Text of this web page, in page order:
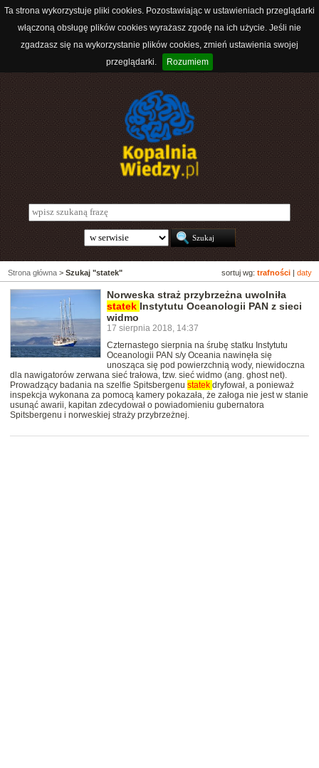
Ta strona wykorzystuje pliki cookies. Pozostawiając w ustawieniach przeglądarki
włączoną obsługę plików cookies wyrażasz zgodę na ich użycie. Jeśli nie
zgadzasz się na wykorzystanie plików cookies, zmień ustawienia swojej
przeglądarki.
Rozumiem
sortuj wg: trafności daty
Strona główna > Szukaj "statek"
Norweska straż przybrzeżna uwolniła
statek Instytutu Oceanologii PAN z sieci
widmo
17 sierpnia 2018, 14:37
Czternastego sierpnia na śrubę statku Instytutu
Oceanologii PAN s/y Oceania nawinęła się
unosząca się pod powierzchnią wody, niewidoczna
dla nawigatorów zerwana sieć trałowa, tzw. sieć widmo (ang. ghost net).
Prowadzący badania na szelfie Spitsbergenu statek dryfował, a ponieważ
inspekcja wykonana za pomocą kamery pokazała, że załoga nie jest w stanie
usunąć awarii, kapitan zdecydował o powiadomieniu gubernatora
Spitsbergenu i norweskiej straży przybrzeżnej.